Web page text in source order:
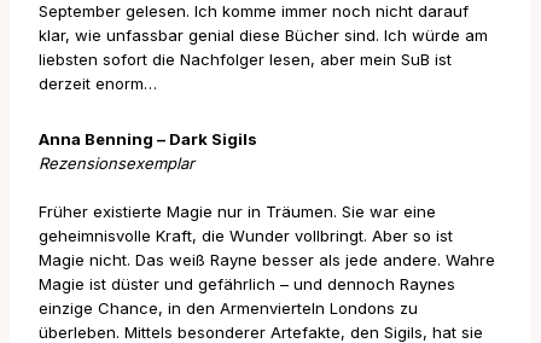
September gelesen. Ich komme immer noch nicht darauf
klar, wie unfassbar genial diese Bücher sind. Ich würde am
liebsten sofort die Nachfolger lesen, aber mein SuB ist
derzeit enorm…
Anna Benning – Dark Sigils
Rezensionsexemplar
Früher existierte Magie nur in Träumen. Sie war eine
geheimnisvolle Kraft, die Wunder vollbringt. Aber so ist
Magie nicht. Das weiß Rayne besser als jede andere. Wahre
Magie ist düster und gefährlich – und dennoch Raynes
einzige Chance, in den Armenvierteln Londons zu
überleben. Mittels besonderer Artefakte, den Sigils, hat sie